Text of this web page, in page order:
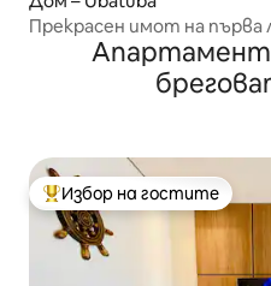
Прекрасен имот на първа
Най-популярен избор на
Избор на гостите